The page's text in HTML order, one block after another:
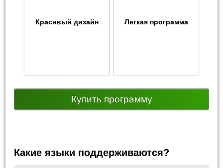
Красивый дизайн Легкая программа
Купить программу
Какие языки поддерживаются?